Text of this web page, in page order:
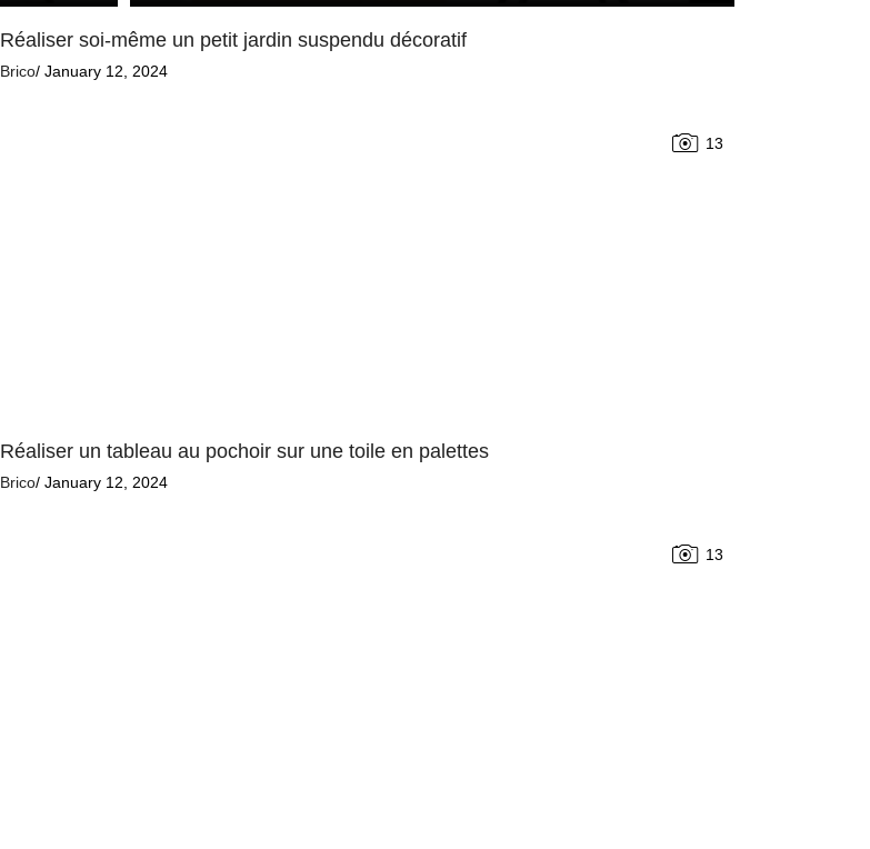
Réaliser soi-même un petit jardin suspendu décoratif
Brico/ January 12, 2024
13
Réaliser un tableau au pochoir sur une toile en palettes
Brico/ January 12, 2024
13